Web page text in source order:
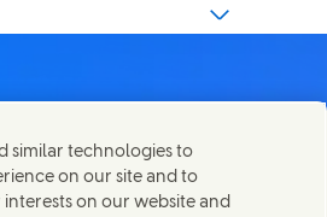
this page on Facebook
Share this page on X
Share this page on Linked In
Share this page on E-
similar technologies to
on our site and to
interests on our website and